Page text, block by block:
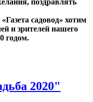
садовод» хотим
и зрителей нашего
годом.
2020"